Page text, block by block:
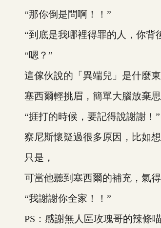
“那你倒是問啊！！”
“到底是我哪裡得罪的人，你背
“嗯？”
這傢伙說的「異端兒」是什麼東
塞西爾輕挑眉，簡單大腦放棄思
“捱打的時候，要記得說謝謝！”
察尼斯懷疑過很多原因，比如想
只是，
可當他聽到塞西爾的補充，氣得
“我謝謝你全家！！”
PS：感謝無人區玫瑰哥的辣條喵